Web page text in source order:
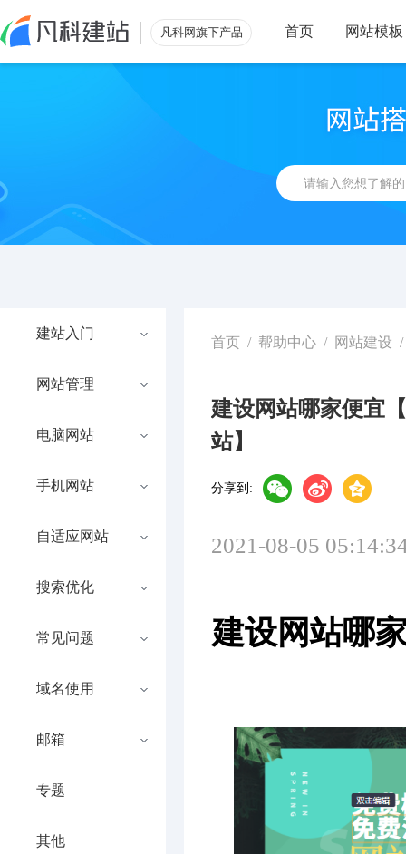
凡科网旗下产品 首页 网站模板
建站入门
网站管理
电脑网站
手机网站
自适应网站
搜索优化
常见问题
域名使用
邮箱
专题
其他
首页 / 帮助中心 / 网站建设 /
建设网站哪家便宜
站】
分享到:
2021-08-05
建设网站哪